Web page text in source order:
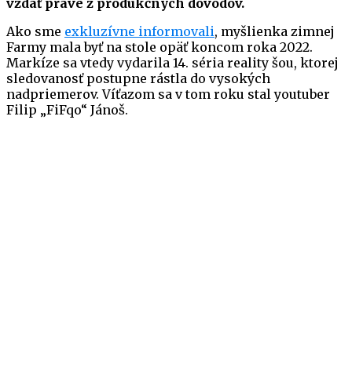
Ako sme exkluzívne informovali, myšlienka zimnej
Farmy mala byť na stole opäť koncom roka 2022.
Markíze sa vtedy vydarila 14. séria reality šou, ktorej
sledovanosť postupne rástla do vysokých
nadpriemerov. Víťazom sa v tom roku stal youtuber
Filip „FiFqo“ Jánoš.